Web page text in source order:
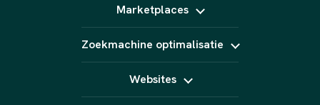
Snapchat Ads
Pinterest Ads
Video (short form)
Fotografie
Animatie
AI content
E-Mail marketing
Marketplaces
Kaufland
Amazon
Marktplaats
Zoekmachine optimalisatie
GEO
Linkbuilding
Websites